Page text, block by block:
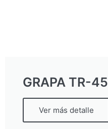
GRAPA TR-45
Ver más detalle